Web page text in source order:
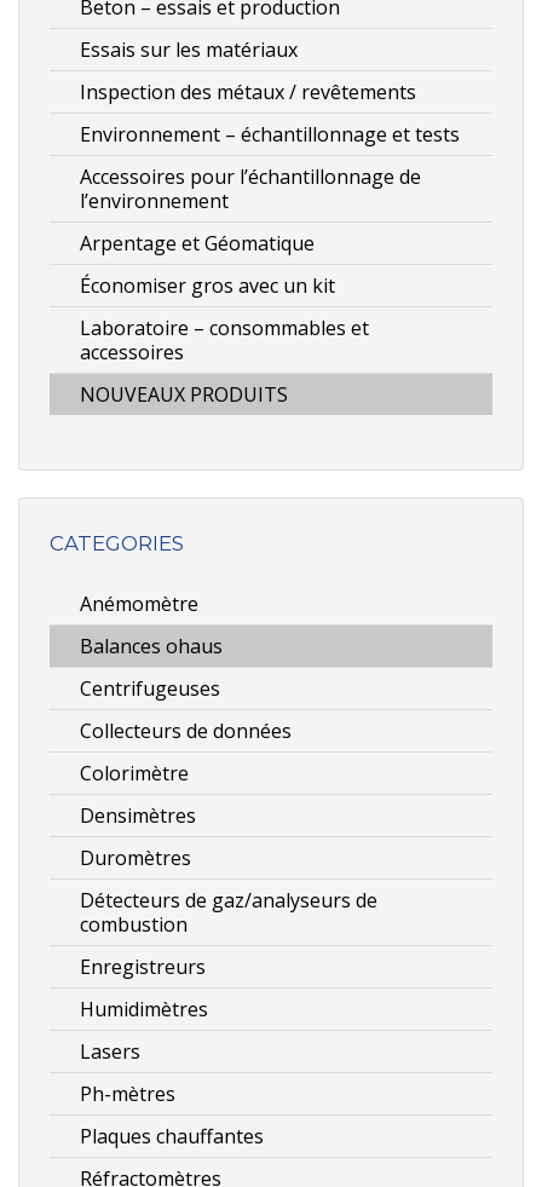
Beton – essais et production
Essais sur les matériaux
Inspection des métaux / revêtements
Environnement – échantillonnage et tests
Accessoires pour l’échantillonnage de
l’environnement
Arpentage et Géomatique
Économiser gros avec un kit
Laboratoire – consommables et
accessoires
NOUVEAUX PRODUITS
CATEGORIES
Anémomètre
Balances ohaus
Centrifugeuses
Collecteurs de données
Colorimètre
Densimètres
Duromètres
Détecteurs de gaz/analyseurs de
combustion
Enregistreurs
Humidimètres
Lasers
Ph-mètres
Plaques chauffantes
Réfractomètres